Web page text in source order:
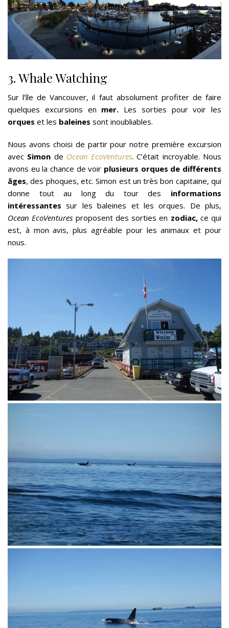
3. Whale Watching
Sur l’île de Vancouver, il faut absolument profiter de faire
quelques excursions en mer. Les sorties pour voir les
orques et les baleines sont inoubliables.
Nous avons choisi de partir pour notre première excursion
avec Simon de Ocean EcoVentures. C’était incroyable. Nous
avons eu la chance de voir plusieurs orques de différents
âges, des phoques, etc. Simon est un très bon capitaine, qui
donne tout au long du tour des informations
intéressantes sur les baleines et les orques. De plus,
Ocean EcoVentures proposent des sorties en zodiac,ce qui
est, à mon avis, plus agréable pour les animaux et pour
nous.